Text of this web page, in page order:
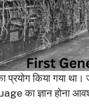
का प्रयोग किया गया
का ज्ञान होना